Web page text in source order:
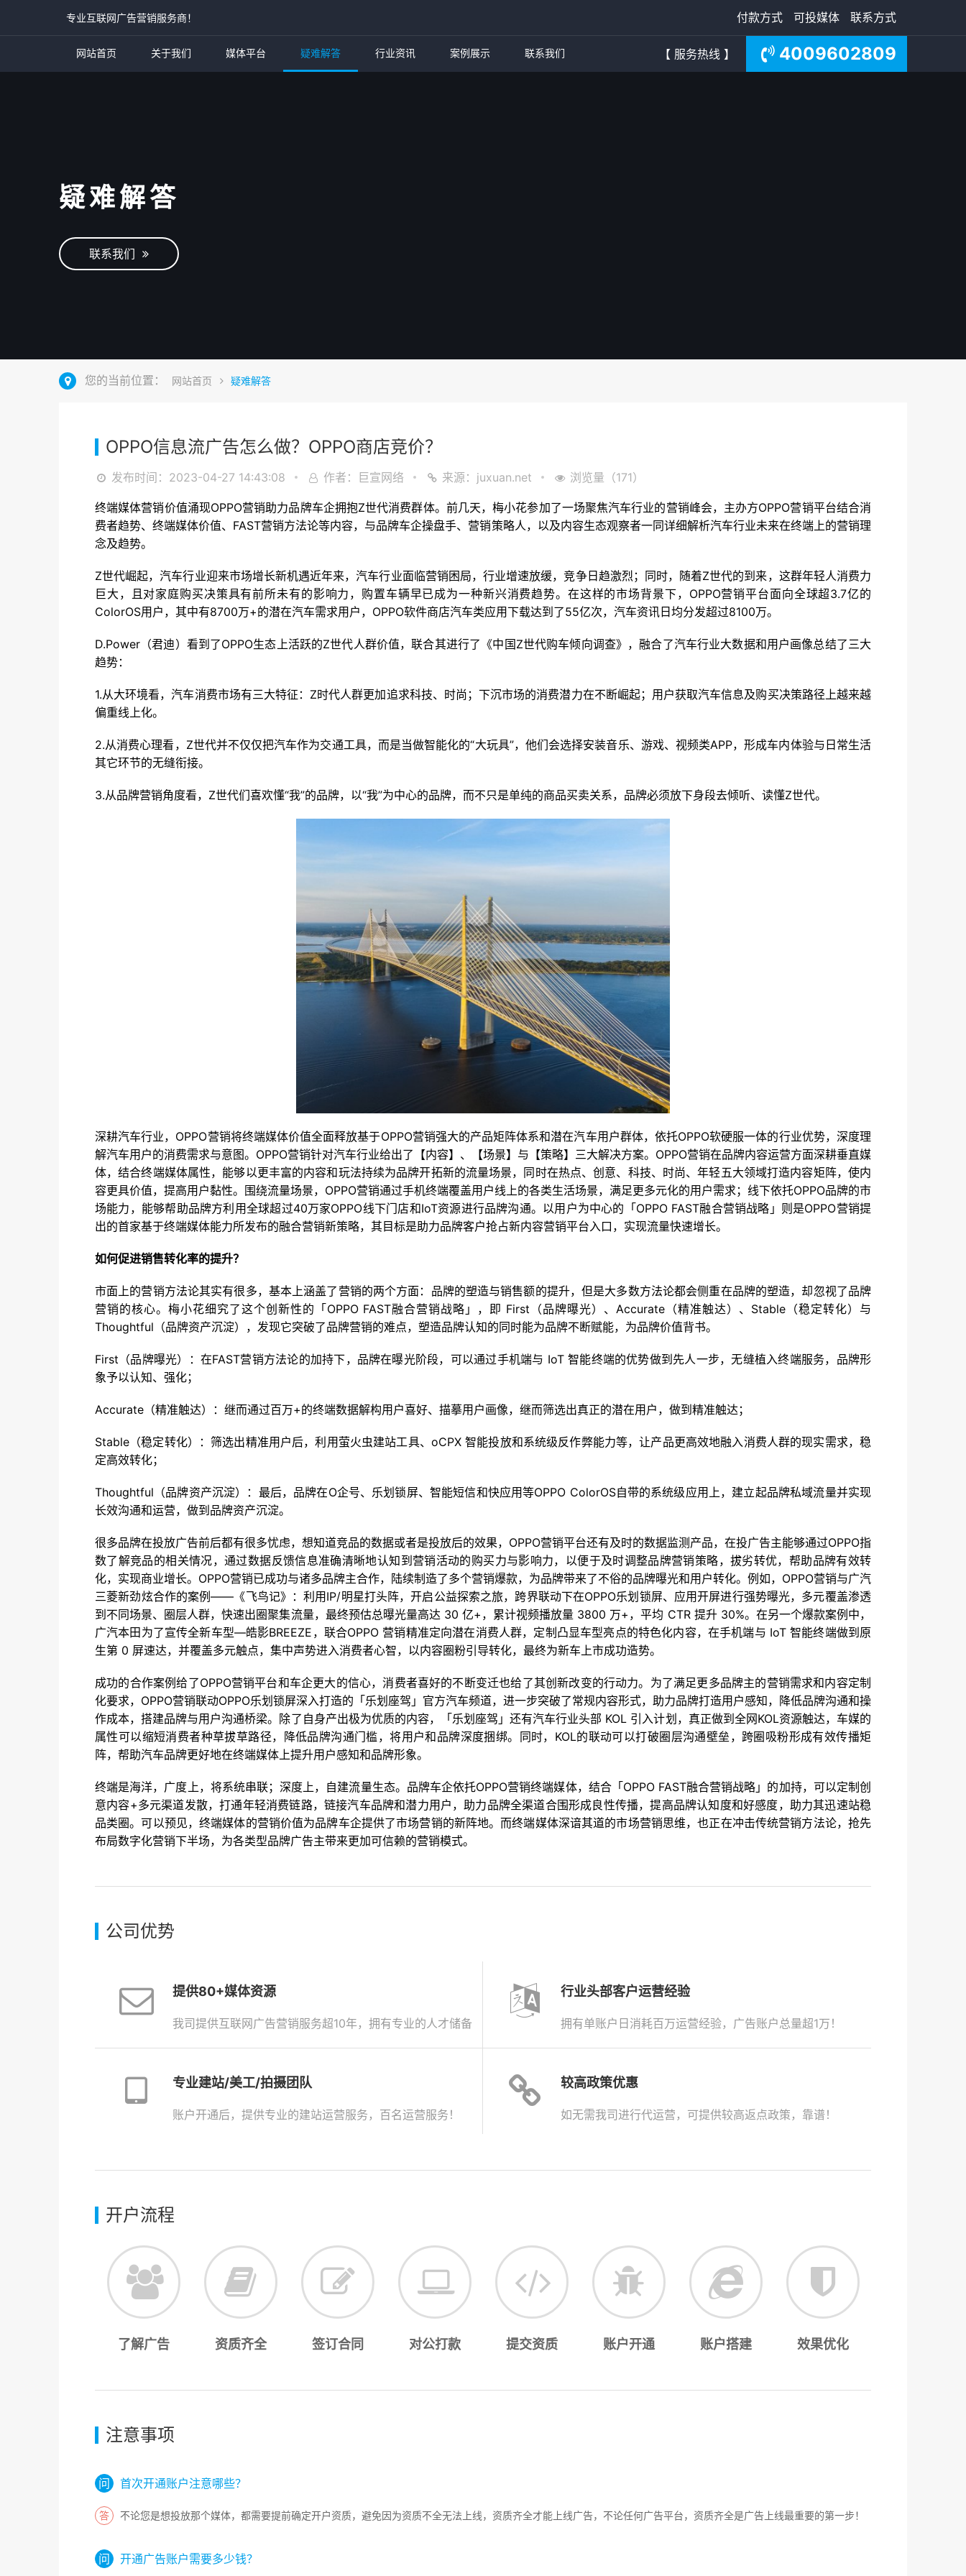
专业互联网广告营销服务商！ 付款方式 可投媒体 联系方式
网站首页 关于我们 媒体平台 疑难解答 行业资讯 案例展示 联系我们 【 服务热线 】 4009602809
疑难解答
联系我们
您的当前位置： 网站首页 疑难解答
OPPO信息流广告怎么做？OPPO商店竞价？
发布时间：2023-04-27 14:43:08 作者：巨宣网络 来源：juxuan.net 浏览量（171）
终端媒体营销价值涌现OPPO营销助力品牌车企拥抱Z世代消费群体。前几天，梅小花参加了一场聚焦汽车行业的营销峰会，主办方OPPO营销平台结合消
费者趋势、终端媒体价值、FAST营销方法论等内容，与品牌车企操盘手、营销策略人，以及内容生态观察者一同详细解析汽车行业未来在终端上的营销理
念及趋势。
Z世代崛起，汽车行业迎来市场增长新机遇近年来，汽车行业面临营销困局，行业增速放缓，竞争日趋激烈；同时，随着Z世代的到来，这群年轻人消费力
巨大，且对家庭购买决策具有前所未有的影响力，购置车辆早已成为一种新兴消费趋势。在这样的市场背景下，OPPO营销平台面向全球超3.7亿的
ColorOS用户，其中有8700万+的潜在汽车需求用户，OPPO软件商店汽车类应用下载达到了55亿次，汽车资讯日均分发超过8100万。
D.Power（君迪）看到了OPPO生态上活跃的Z世代人群价值，联合其进行了《中国Z世代购车倾向调查》，融合了汽车行业大数据和用户画像总结了三大
趋势：
1.从大环境看，汽车消费市场有三大特征：Z时代人群更加追求科技、时尚；下沉市场的消费潜力在不断崛起；用户获取汽车信息及购买决策路径上越来越
偏重线上化。
2.从消费心理看，Z世代并不仅仅把汽车作为交通工具，而是当做智能化的“大玩具”，他们会选择安装音乐、游戏、视频类APP，形成车内体验与日常生活
其它环节的无缝衔接。
3.从品牌营销角度看，Z世代们喜欢懂“我”的品牌，以“我”为中心的品牌，而不只是单纯的商品买卖关系，品牌必须放下身段去倾听、读懂Z世代。
深耕汽车行业，OPPO营销将终端媒体价值全面释放基于OPPO营销强大的产品矩阵体系和潜在汽车用户群体，依托OPPO软硬服一体的行业优势，深度理
解汽车用户的消费需求与意图。OPPO营销针对汽车行业给出了【内容】、【场景】与【策略】三大解决方案。OPPO营销在品牌内容运营方面深耕垂直媒
体，结合终端媒体属性，能够以更丰富的内容和玩法持续为品牌开拓新的流量场景，同时在热点、创意、科技、时尚、年轻五大领域打造内容矩阵，使内
容更具价值，提高用户黏性。围绕流量场景，OPPO营销通过手机终端覆盖用户线上的各类生活场景，满足更多元化的用户需求；线下依托OPPO品牌的市
场能力，能够帮助品牌方利用全球超过40万家OPPO线下门店和IoT资源进行品牌沟通。以用户为中心的「OPPO FAST融合营销战略」则是OPPO营销提
出的首家基于终端媒体能力所发布的融合营销新策略，其目标是助力品牌客户抢占新内容营销平台入口，实现流量快速增长。
如何促进销售转化率的提升？
市面上的营销方法论其实有很多，基本上涵盖了营销的两个方面：品牌的塑造与销售额的提升，但是大多数方法论都会侧重在品牌的塑造，却忽视了品牌
营销的核心。梅小花细究了这个创新性的「OPPO FAST融合营销战略」，即 First（品牌曝光）、Accurate（精准触达）、Stable（稳定转化）与
Thoughtful（品牌资产沉淀），发现它突破了品牌营销的难点，塑造品牌认知的同时能为品牌不断赋能，为品牌价值背书。
First（品牌曝光）：在FAST营销方法论的加持下，品牌在曝光阶段，可以通过手机端与 IoT 智能终端的优势做到先人一步，无缝植入终端服务，品牌形
象予以认知、强化；
Accurate（精准触达）：继而通过百万+的终端数据解构用户喜好、描摹用户画像，继而筛选出真正的潜在用户，做到精准触达；
Stable（稳定转化）：筛选出精准用户后，利用萤火虫建站工具、oCPX 智能投放和系统级反作弊能力等，让产品更高效地融入消费人群的现实需求，稳
定高效转化；
Thoughtful（品牌资产沉淀）：最后，品牌在O企号、乐划锁屏、智能短信和快应用等OPPO ColorOS自带的系统级应用上，建立起品牌私域流量并实现
长效沟通和运营，做到品牌资产沉淀。
很多品牌在投放广告前后都有很多忧虑，想知道竞品的数据或者是投放后的效果，OPPO营销平台还有及时的数据监测产品，在投广告主能够通过OPPO指
数了解竞品的相关情况，通过数据反馈信息准确清晰地认知到营销活动的购买力与影响力，以便于及时调整品牌营销策略，拔劣转优，帮助品牌有效转
化，实现商业增长。OPPO营销已成功与诸多品牌主合作，陆续制造了多个营销爆款，为品牌带来了不俗的品牌曝光和用户转化。例如，OPPO营销与广汽
三菱新劲炫合作的案例——《飞鸟记》：利用IP/明星打头阵，开启公益探索之旅，跨界联动下在OPPO乐划锁屏、应用开屏进行强势曝光，多元覆盖渗透
到不同场景、圈层人群，快速出圈聚集流量，最终预估总曝光量高达 30 亿+，累计视频播放量 3800 万+，平均 CTR 提升 30%。在另一个爆款案例中，
广汽本田为了宣传全新车型—皓影BREEZE，联合OPPO 营销精准定向潜在消费人群，定制凸显车型亮点的特色化内容，在手机端与 IoT 智能终端做到原
生第 0 屏速达，并覆盖多元触点，集中声势进入消费者心智，以内容圈粉引导转化，最终为新车上市成功造势。
成功的合作案例给了OPPO营销平台和车企更大的信心，消费者喜好的不断变迁也给了其创新改变的行动力。为了满足更多品牌主的营销需求和内容定制
化要求，OPPO营销联动OPPO乐划锁屏深入打造的「乐划座驾」官方汽车频道，进一步突破了常规内容形式，助力品牌打造用户感知，降低品牌沟通和操
作成本，搭建品牌与用户沟通桥梁。除了自身产出极为优质的内容，「乐划座驾」还有汽车行业头部 KOL 引入计划，真正做到全网KOL资源触达，车媒的
属性可以缩短消费者种草拔草路径，降低品牌沟通门槛，将用户和品牌深度捆绑。同时，KOL的联动可以打破圈层沟通壁垒，跨圈吸粉形成有效传播矩
阵，帮助汽车品牌更好地在终端媒体上提升用户感知和品牌形象。
终端是海洋，广度上，将系统串联；深度上，自建流量生态。品牌车企依托OPPO营销终端媒体，结合「OPPO FAST融合营销战略」的加持，可以定制创
意内容+多元渠道发散，打通年轻消费链路，链接汽车品牌和潜力用户，助力品牌全渠道合围形成良性传播，提高品牌认知度和好感度，助力其迅速站稳
品类圈。可以预见，终端媒体的营销价值为品牌车企提供了市场营销的新阵地。而终端媒体深谙其道的市场营销思维，也正在冲击传统营销方法论，抢先
布局数字化营销下半场，为各类型品牌广告主带来更加可信赖的营销模式。
公司优势
提供80+媒体资源
我司提供互联网广告营销服务超10年，拥有专业的人才储备
行业头部客户运营经验
拥有单账户日消耗百万运营经验，广告账户总量超1万！
专业建站/美工/拍摄团队
账户开通后，提供专业的建站运营服务，百名运营服务！
较高政策优惠
如无需我司进行代运营，可提供较高返点政策，靠谱！
开户流程
了解广告 资质齐全 签订合同 对公打款 提交资质 账户开通 账户搭建 效果优化
注意事项
首次开通账户注意哪些？
不论您是想投放那个媒体，都需要提前确定开户资质，避免因为资质不全无法上线，资质齐全才能上线广告，不论任何广告平台，资质齐全是广告上线最重要的第一步！
开通广告账户需要多少钱？